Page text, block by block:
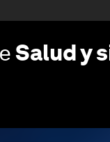
Salud y